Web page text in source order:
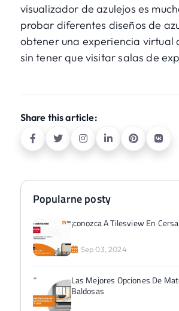
Popularne posty
¡conozca A Tilesview En
Sep 03, 2024
Las Mejores Opciones De
Baldosas
visualizador de azulejos es
probar diferentes diseños de
obtener una experiencia virtual
sin tener que visitar salas de
Share this article: